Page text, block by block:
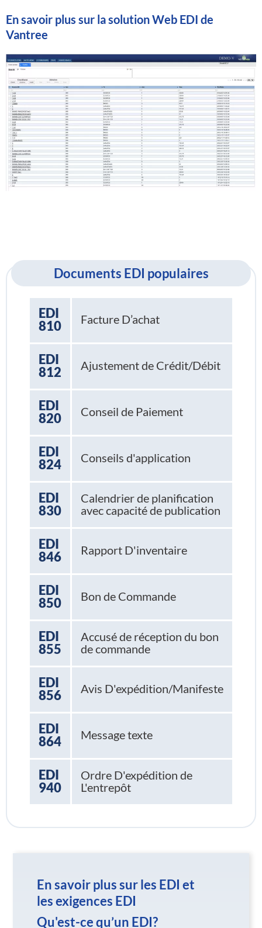
En savoir plus sur la solution Web EDI de
Vantree
Documents EDI populaires
EDI
810
Facture D’achat
EDI
812
Ajustement de Crédit/Débit
EDI
820
Conseil de Paiement
EDI
824
Conseils d'application
EDI
830
Calendrier de planification
avec capacité de publication
EDI
846
Rapport D'inventaire
EDI
850
Bon de Commande
EDI
855
Accusé de réception du bon
de commande
EDI
856
Avis D'expédition/Manifeste
EDI
864
Message texte
EDI
940
Ordre D'expédition de
L'entrepôt
En savoir plus sur les EDI et
les exigences EDI
Qu'est-ce qu’un EDI?